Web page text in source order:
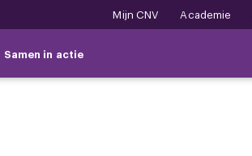
Mijn CNV Academie
Samen in actie